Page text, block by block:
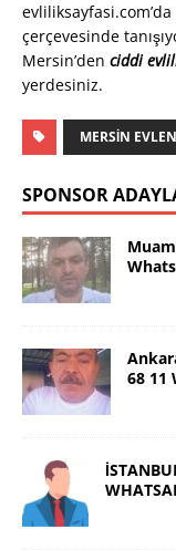
çerçevesinde
Mersin’den ciddi
yerdesiniz.
MERSİN
SPONSOR
68 11